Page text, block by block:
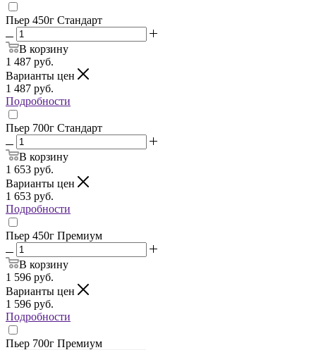
Пьер 450г Стандарт
В корзину
1 487 руб.
Варианты цен
1 487 руб.
Подробности
Пьер 700г Стандарт
В корзину
1 653 руб.
Варианты цен
1 653 руб.
Подробности
Пьер 450г Премиум
В корзину
1 596 руб.
Варианты цен
1 596 руб.
Подробности
Пьер 700г Премиум